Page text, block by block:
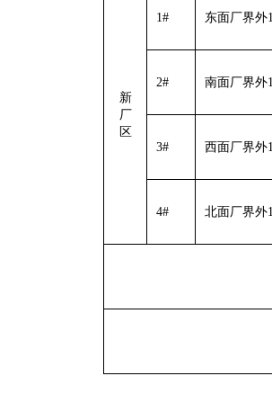
新
厂
区
1# 东面厂界外1
2# 南面厂界外1
3# 西面厂界外1
4# 北面厂界外1